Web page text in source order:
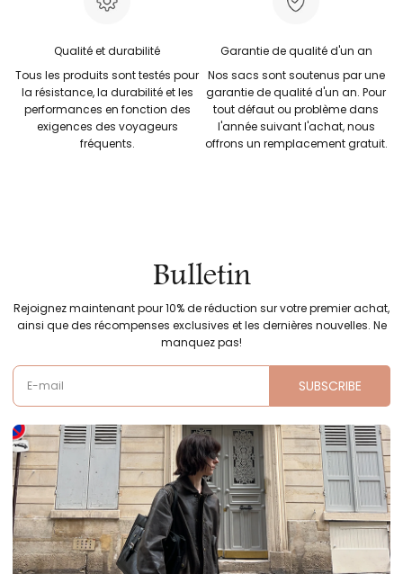
Qualité et durabilité
Tous les produits sont testés pour
la résistance, la durabilité et les
performances en fonction des
exigences des voyageurs
fréquents.
Garantie de qualité d'un an
Nos sacs sont soutenus par une
garantie de qualité d'un an. Pour
tout défaut ou problème dans
l'année suivant l'achat, nous
offrons un remplacement gratuit.
Bulletin
Rejoignez maintenant pour 10% de réduction sur votre premier achat,
ainsi que des récompenses exclusives et les dernières nouvelles. Ne
manquez pas!
E-mail SUBSCRIBE